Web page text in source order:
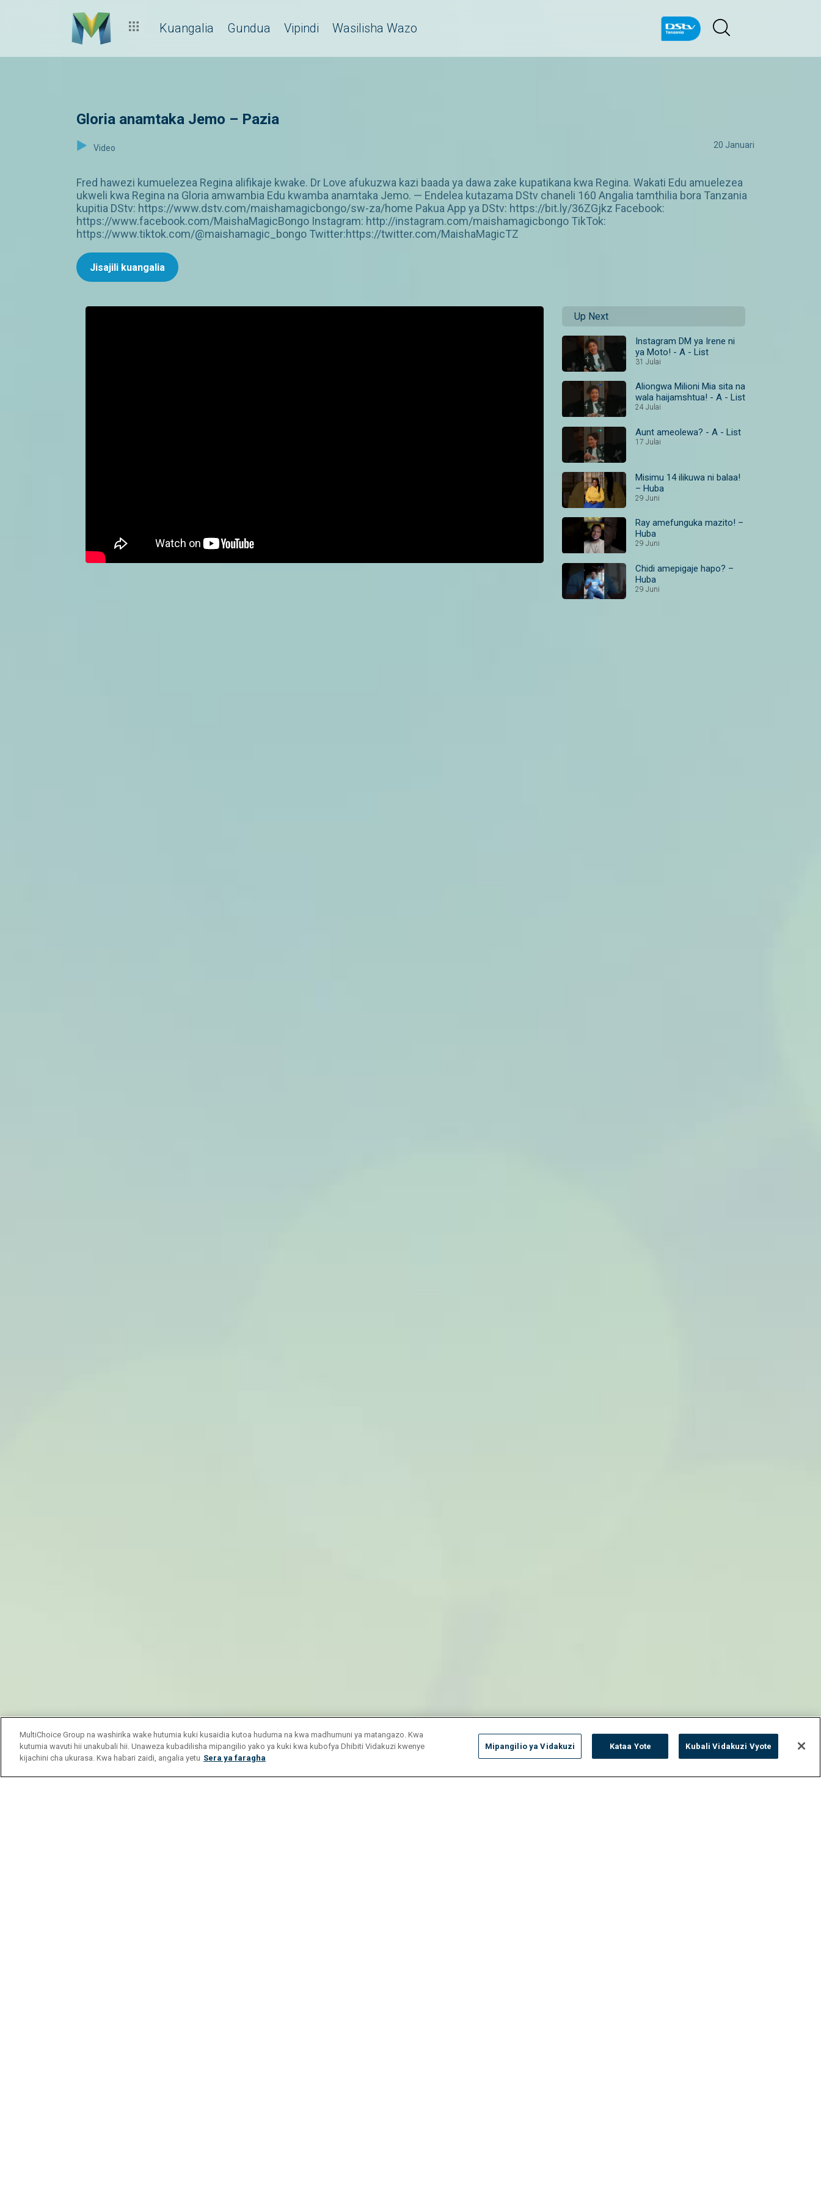
Kuangalia Gundua Vipindi Wasilisha Wazo
Gloria anamtaka Jemo – Pazia
Video 20 Januari
Fred hawezi kumuelezea Regina alifikaje kwake. Dr Love afukuzwa kazi baada ya dawa zake kupatikana kwa Regina. Wakati Edu amuelezea
ukweli kwa Regina na Gloria amwambia Edu kwamba anamtaka Jemo. — Endelea kutazama DStv chaneli 160 Angalia tamthilia bora Tanzania
kupitia DStv: https://www.dstv.com/maishamagicbongo/sw-za/home Pakua App ya DStv: https://bit.ly/36ZGjkz Facebook:
https://www.facebook.com/MaishaMagicBongo Instagram: http://instagram.com/maishamagicbongo TikTok:
https://www.tiktok.com/@maishamagic_bongo Twitter:https://twitter.com/MaishaMagicTZ
Jisajili kuangalia
Up Next
Instagram DM ya Irene ni
ya Moto! - A - List
31 Julai
Aliongwa Milioni Mia sita na
wala haijamshtua! - A - List
24 Julai
Aunt ameolewa? - A - List
17 Julai
Misimu 14 ilikuwa ni balaa!
– Huba
29 Juni
Ray amefunguka mazito! –
Huba
29 Juni
Chidi amepigaje hapo? –
Huba
29 Juni
MultiChoice Group na washirika wake hutumia kuki kusaidia kutoa huduma na kwa madhumuni ya matangazo. Kwa
kutumia wavuti hii unakubali hii. Unaweza kubadilisha mipangilio yako ya kuki kwa kubofya Dhibiti Vidakuzi kwenye
kijachini cha ukurasa. Kwa habari zaidi, angalia yetu Sera ya faragha
Mipangilio ya Vidakuzi Kataa Yote Kubali Vidakuzi Vyote